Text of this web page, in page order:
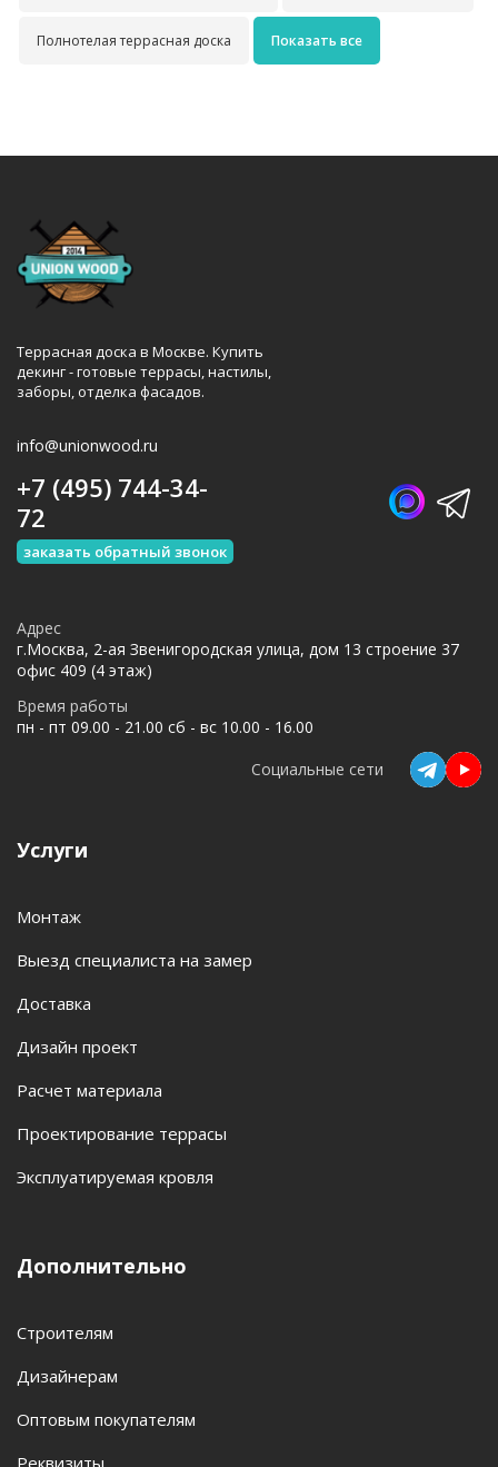
Полнотелая террасная доска Показать все
Террасная доска в Москве. Купить
декинг - готовые террасы, настилы,
заборы, отделка фасадов.
info@unionwood.ru
Услуги
Монтаж
Выезд специалиста на замер
Доставка
Дизайн проект
Расчет материала
Проектирование террасы
Эксплуатируемая кровля
Дополнительно
Строителям
Дизайнерам
Оптовым покупателям
Реквизиты
+7 (495) 744-34-
72
заказать обратный звонок
Адрес
г.Москва, 2-ая Звенигородская улица, дом 13 строение 37
офис 409 (4 этаж)
Время работы
пн - пт 09.00 - 21.00 сб - вс 10.00 - 16.00
Социальные сети